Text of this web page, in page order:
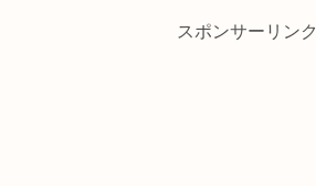
スポンサーリンク